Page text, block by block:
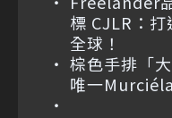
標 CJLR：
全球！
棕色手排「
唯一